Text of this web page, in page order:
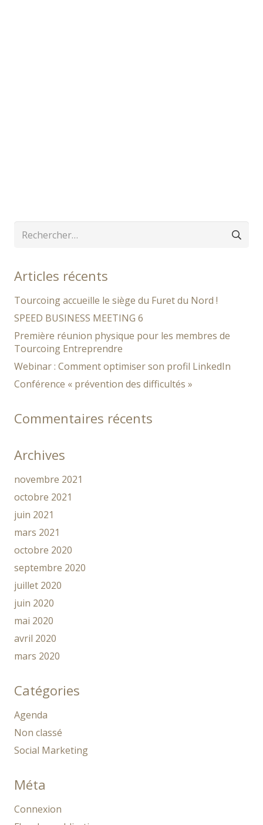
Rechercher :
Articles récents
Tourcoing accueille le siège du Furet du Nord !
SPEED BUSINESS MEETING 6
Première réunion physique pour les membres de
Tourcoing Entreprendre
Webinar : Comment optimiser son profil LinkedIn
Conférence « prévention des difficultés »
Commentaires récents
Archives
novembre 2021
octobre 2021
juin 2021
mars 2021
octobre 2020
septembre 2020
juillet 2020
juin 2020
mai 2020
avril 2020
mars 2020
Catégories
Agenda
Non classé
Social Marketing
Méta
Connexion